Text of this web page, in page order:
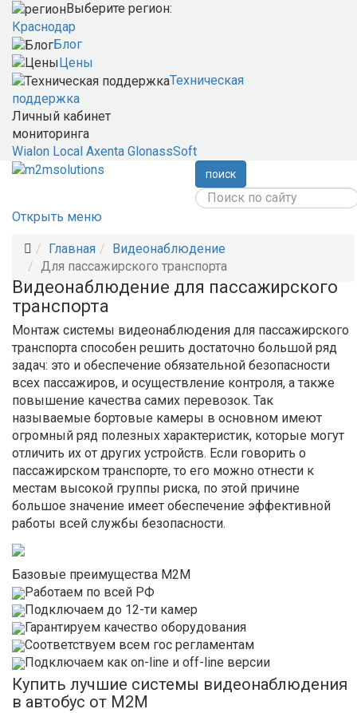
Выберите регион:
Краснодар
Блог
Цены
Техническая
поддержка
Личный кабинет
мониторинга
Wialon Local Axenta GlonassSoft
поиск
Открыть меню
Главная
Видеонаблюдение
Для пассажирского транспорта
Видеонаблюдение для пассажирского
транспорта
Монтаж системы видеонаблюдения для пассажирского
транспорта способен решить достаточно большой ряд
задач: это и обеспечение обязательной безопасности
всех пассажиров, и осуществление контроля, а также
повышение качества самих перевозок. Так
называемые бортовые камеры в основном имеют
огромный ряд полезных характеристик, которые могут
отличить их от других устройств. Если говорить о
пассажирском транспорте, то его можно отнести к
местам высокой группы риска, по этой причине
большое значение имеет обеспечение эффективной
работы всей службы безопасности.
Базовые преимущества М2М
Работаем по всей РФ
Подключаем до 12-ти камер
Гарантируем качество оборудования
Соответствуем всем гос регламентам
Подключаем как on-line и off-line версии
Купить лучшие системы видеонаблюдения
в автобус от М2М